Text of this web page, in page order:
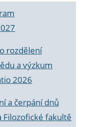
rozdělení
a výzkum
2026
a čerpání dnů
Filozofické fakultě